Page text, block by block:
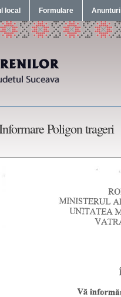
local Formulare Anunturi
Poligon trageri